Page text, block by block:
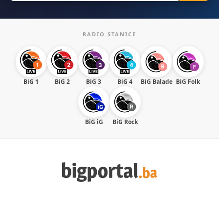
RADIO STANICE
BiG 1 BiG 2 BiG 3 BiG 4 BiG Balade BiG Folk
BiG iG BiG Rock